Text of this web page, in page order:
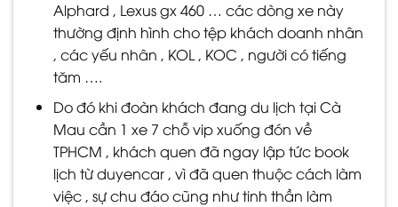
Alphard , Lexus gx 460 … các dòng xe này
thường định hình cho tệp khách doanh nhân
, các yếu nhân , KOL , KOC , người có tiếng
tăm ….
Do đó khi đoàn khách đang du lịch tại Cà
Mau cần 1 xe 7 chỗ vip xuống đón về
TPHCM , khách quen đã ngay lập tức book
lịch từ duyencar , vì đã quen thuộc cách làm
việc , sự chu đáo cũng như tinh thần làm